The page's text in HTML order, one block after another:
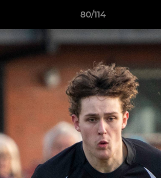
80/114